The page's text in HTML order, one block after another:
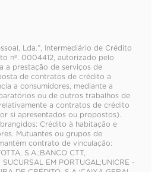
Lda.”, Intermediário de Crédito
nº. 0004412, autorizado pelo
a prestação de serviços de
de contratos de crédito a
a consumidores, mediante a
ou de outros trabalhos de
a contratos de crédito
si apresentados ou propostos).
Crédito à habitação e
Mutuantes ou grupos de
contrato de vinculação:
S.A.;BANCO CTT,
EM PORTUGAL;UNICRE -